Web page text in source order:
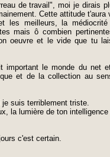
de travail", moi je dirais
Cette attitude
les meilleurs, la
mais ô combien
oeuvre et le vide que tu
important le monde du net
et de la collection au
suis terriblement triste.
la lumière de ton intelligence
c'est certain.